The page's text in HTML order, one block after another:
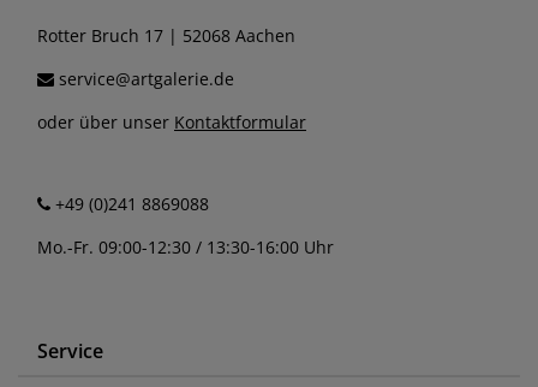
Rotter Bruch 17 | 52068 Aachen
service@artgalerie.de
oder über unser Kontaktformular
+49 (0)241 8869088
Mo.-Fr. 09:00-12:30 / 13:30-16:00 Uhr
Service